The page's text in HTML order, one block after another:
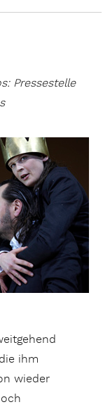
Pressestelle
ihm
wieder